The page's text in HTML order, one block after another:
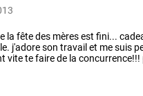
la fêtedes mèresest fini...
j'adoreson travail et mesuis
vitetefairede la concurrence!!!